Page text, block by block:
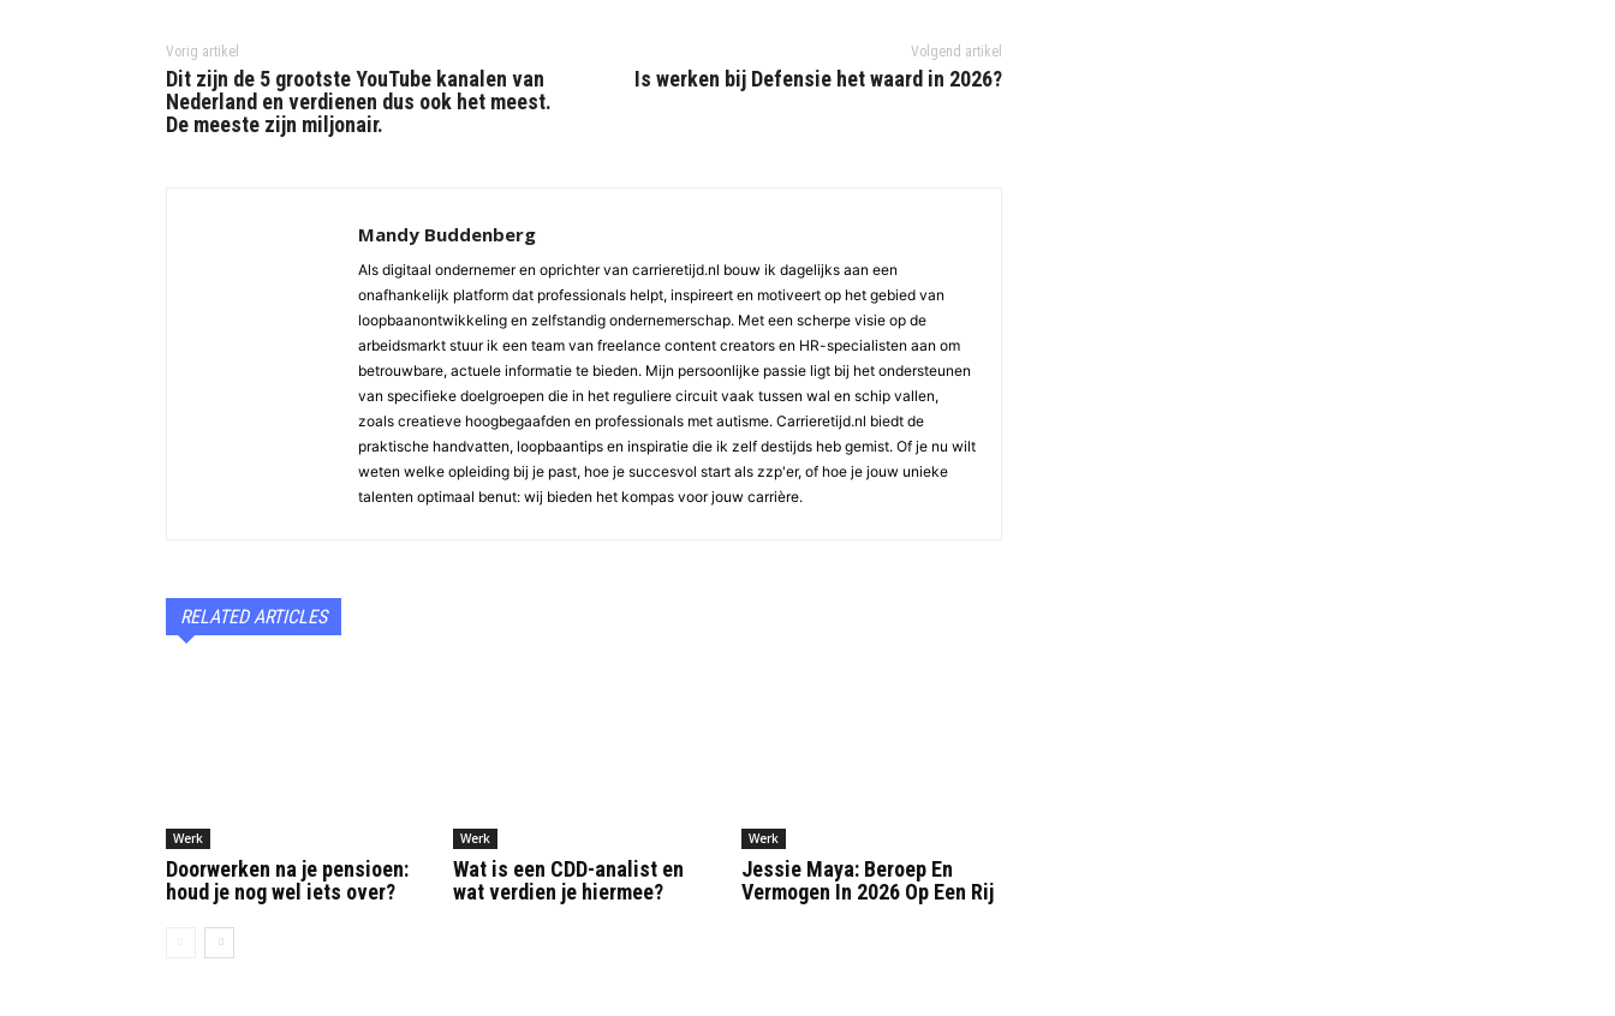
Vorig artikel
Dit zijn de 5 grootste YouTube kanalen van
Nederland en verdienen dus ook het meest.
De meeste zijn miljonair.
Volgend artikel
Is werken bij Defensie het waard in 2026?
Mandy Buddenberg
Als digitaal ondernemer en oprichter van carrieretijd.nl bouw ik dagelijks aan een
onafhankelijk platform dat professionals helpt, inspireert en motiveert op het gebied van
loopbaanontwikkeling en zelfstandig ondernemerschap. Met een scherpe visie op de
arbeidsmarkt stuur ik een team van freelance content creators en HR-specialisten aan om
betrouwbare, actuele informatie te bieden. Mijn persoonlijke passie ligt bij het ondersteunen
van specifieke doelgroepen die in het reguliere circuit vaak tussen wal en schip vallen,
zoals creatieve hoogbegaafden en professionals met autisme. Carrieretijd.nl biedt de
praktische handvatten, loopbaantips en inspiratie die ik zelf destijds heb gemist. Of je nu wilt
weten welke opleiding bij je past, hoe je succesvol start als zzp'er, of hoe je jouw unieke
talenten optimaal benut: wij bieden het kompas voor jouw carrière.
RELATED ARTICLES
Werk
Doorwerken na je pensioen:
houd je nog wel iets over?
Werk
Wat is een CDD-analist en
wat verdien je hiermee?
Werk
Jessie Maya: Beroep En
Vermogen In 2026 Op Een Rij